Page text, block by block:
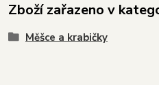
Zboží zařazeno v
Měšce a krabičky